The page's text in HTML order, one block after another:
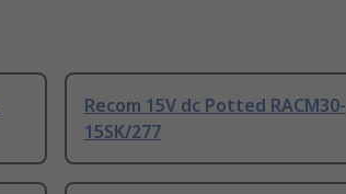
Recom 15V dc Potted RACM30-
15SK/277